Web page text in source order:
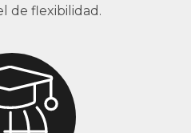
de flexibilidad.